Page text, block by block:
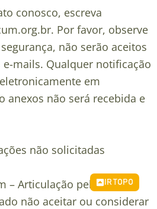
conosco, escreva
. Por favor, observe
não serão aceitos
mails. Qualquer notificação
em
anexos não será recebida e
não solicitadas
– Articulação pela
não aceitar ou considerar
IR TOPO